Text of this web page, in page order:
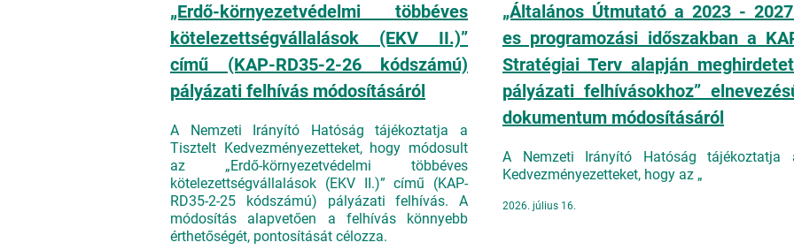
„Erdő-környezetvédelmi többéves
kötelezettségvállalások (EKV II.)”
című (KAP-RD35-2-26 kódszámú)
pályázati felhívás módosításáról
A Nemzeti Irányító Hatóság tájékoztatja a
Tisztelt Kedvezményezetteket, hogy módosult
az „Erdő-környezetvédelmi többéves
kötelezettségvállalások (EKV II.)” című (KAP-
RD35-2-25 kódszámú) pályázati felhívás. A
módosítás alapvetően a felhívás könnyebb
érthetőségét, pontosítását célozza.
„Általános Útmutató a 2023 -
es programozási időszakban a
Stratégiai Terv alapján
pályázati felhívásokhoz”
dokumentum módosításáról
A Nemzeti Irányító Hatóság tájékoztatja
Kedvezményezetteket, hogy az „
2026. július 16.